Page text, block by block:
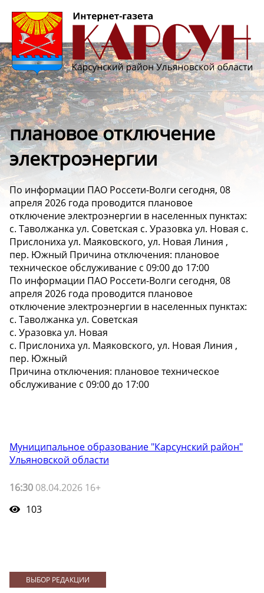
плановое отключение
электроэнергии
По информации ПАО Россети-Волги сегодня, 08
апреля 2026 года проводится плановое
отключение электроэнергии в населенных пунктах:
с. Таволжанка ул. Советская с. Уразовка ул. Новая с.
Прислониха ул. Маяковского, ул. Новая Линия ,
пер. Южный Причина отключения: плановое
техническое обслуживание с 09:00 до 17:00
По информации ПАО Россети-Волги сегодня, 08
апреля 2026 года проводится плановое
отключение электроэнергии в населенных пунктах:
с. Таволжанка ул. Советская
с. Уразовка ул. Новая
с. Прислониха ул. Маяковского, ул. Новая Линия ,
пер. Южный
Причина отключения: плановое техническое
обслуживание с 09:00 до 17:00
Муниципальное образование "Карсунский район"
Ульяновской области
16:30 08.04.2026 16+
103
ВЫБОР РЕДАКЦИИ